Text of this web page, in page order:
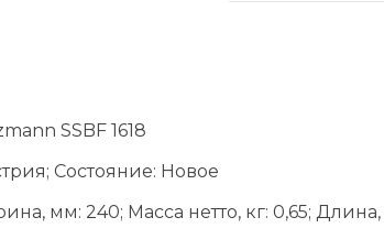
SSBF 1618
Состояние: Новое
мм: 240; Масса нетто, кг: 0,65; Длина,